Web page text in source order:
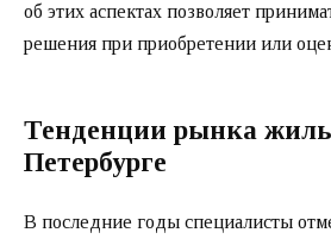
об этих аспектах позволяет
решения при приобретении или
Тенденции рынка
Петербурге
В последние годы специалисты